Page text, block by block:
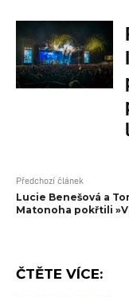
Předchozí článek
Lucie Benešová a
Matonoha pokřtili
ČTĚTE VÍCE: